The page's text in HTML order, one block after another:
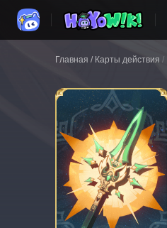
Главная / Карты действия /